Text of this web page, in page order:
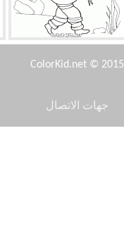
دعوى لمحيط
ColorKid.net © 2015
جهات الاتصال